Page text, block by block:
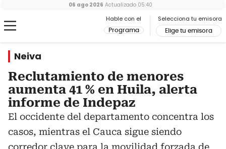
Hable con el
Programa
Selecciona tu emisora
Elige tu emisora
06 ago 2026 Actualizado 05:40
Neiva
Reclutamiento de menores
aumenta 41 % en Huila, alerta
informe de Indepaz
El occidente del departamento concentra los
casos, mientras el Cauca sigue siendo
corredor clave para la movilidad forzada de